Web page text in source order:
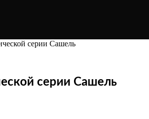
серии Сашель
серии Сашель